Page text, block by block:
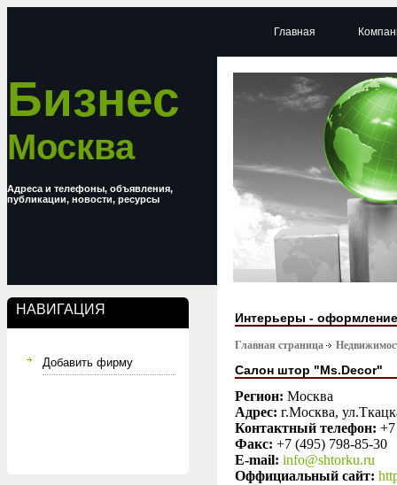
Бизнес
Москва
Адреса и телефоны, объявления,
публикации, новости, ресурсы
НАВИГАЦИЯ
Добавить фирму
Главная
Интерьеры -
Главная страница
Салон штор "Ms.Decor"
Регион: Москва
Адрес: г.Москва,
Контактный телефон:
Факс: +7 (495) 798-85-30
E-mail: info@shtorku.ru
Оффициальный сайт: